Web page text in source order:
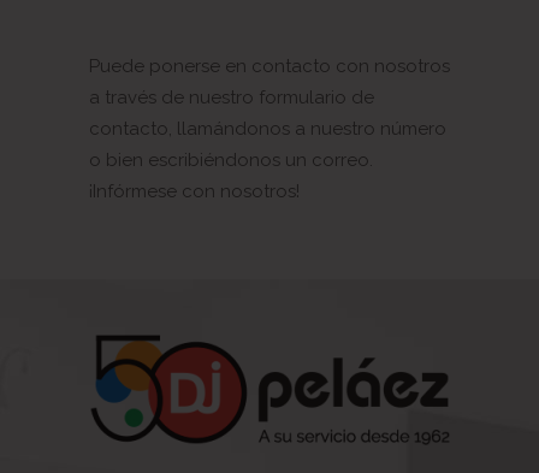
Puede ponerse en contacto con nosotros
a través de nuestro formulario de
contacto, llamándonos a nuestro número
o bien escribiéndonos un correo.
¡Infórmese con nosotros!